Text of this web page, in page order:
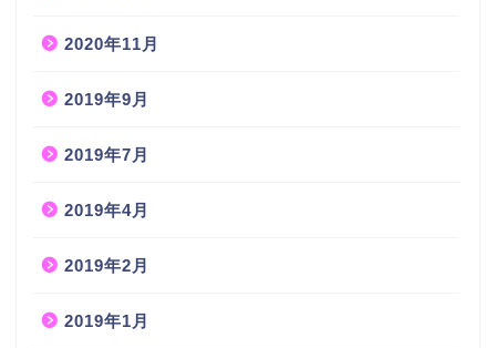
2020年11月
2019年9月
2019年7月
2019年4月
2019年2月
2019年1月